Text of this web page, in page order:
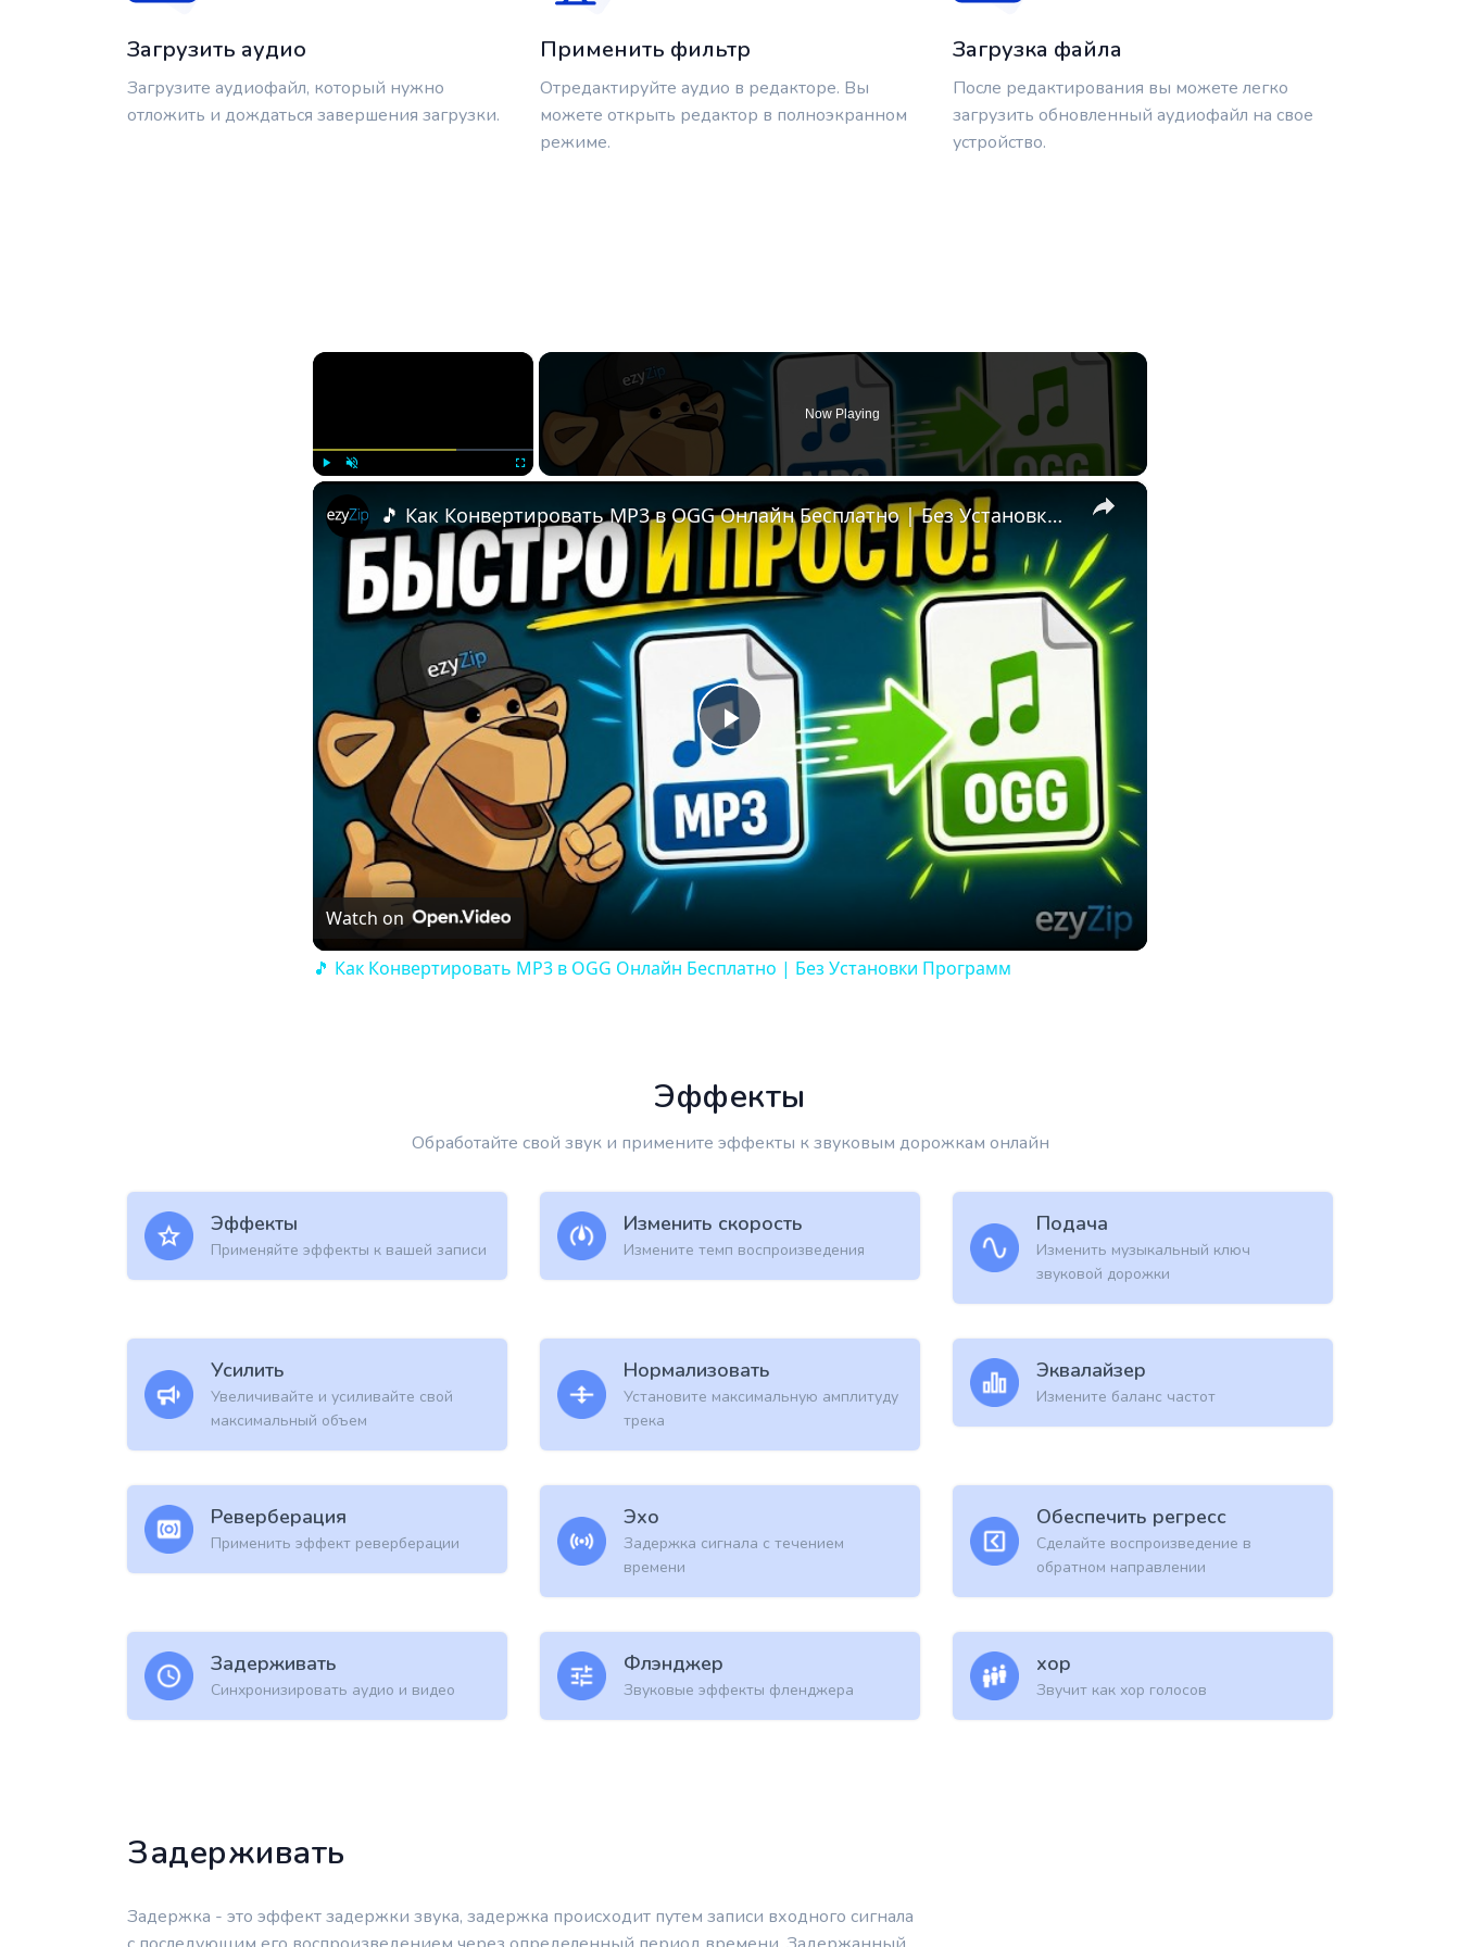
Загрузить аудио
Загрузите аудиофайл, который нужно
отложить и дождаться завершения загрузки.
Применить фильтр
Отредактируйте аудио в редакторе. Вы
можете открыть редактор в полноэкранном
режиме.
Загрузка файла
После редактирования вы можете легко
загрузить обновленный аудиофайл на свое
устройство.
×
Fullscreen
Now Playing
×
Play
Video
🎵 Как Конвертировать MP3 в OGG Онлайн Бесплатно | Без Установки Программ
Watch on
🎵 Как Конвертировать MP3 в OGG Онлайн Бесплатно | Без Установки Программ
Эффекты
Обработайте свой звук и примените эффекты к звуковым дорожкам онлайн
Эффекты
Применяйте эффекты к вашей записи
Изменить скорость
Измените темп воспроизведения
Подача
Изменить музыкальный ключ
звуковой дорожки
Усилить
Увеличивайте и усиливайте свой
максимальный объем
Нормализовать
Установите максимальную амплитуду
трека
Эквалайзер
Измените баланс частот
Реверберация
Применить эффект реверберации
Эхо
Задержка сигнала с течением
времени
Обеспечить регресс
Сделайте воспроизведение в
обратном направлении
Задерживать
Синхронизировать аудио и видео
Флэнджер
Звуковые эффекты фленджера
хор
Звучит как хор голосов
Задерживать
Задержка - это эффект задержки звука, задержка происходит путем записи входного сигнала